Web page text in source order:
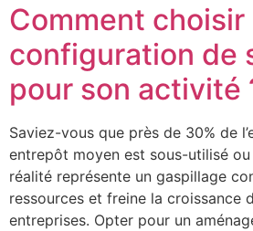
Comment choisir
configuration de
pour son activité
Saviez-vous que près de 30% de
entrepôt moyen est sous-utilisé
réalité représente un gaspillage
ressources et freine la croissance
entreprises. Opter pour un